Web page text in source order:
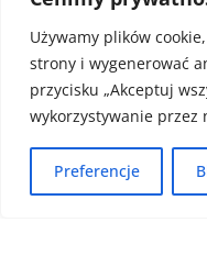
Używamy plików
strony i wygenerować
przycisku „Akceptuj
wykorzystywanie przez
Preferencje